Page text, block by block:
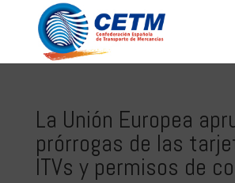
La Unión Europea
prórrogas de las
ITVs y permisos de